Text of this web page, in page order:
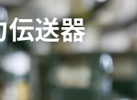
伝送器